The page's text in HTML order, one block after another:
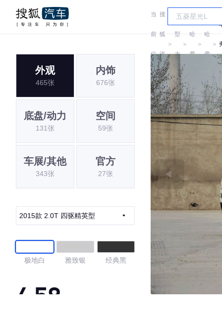
当
前
位
置:
搜
狐
汽
车
＞
车
型
大
全
＞
哈
弗
＞
哈
弗
＞
外观
465张
内饰
676张
底盘/动力
131张
空间
59张
车展/其他
343张
官方
27张
2015款 2.0T 四驱精英型
极地白 雅致银 经典黑
4.58